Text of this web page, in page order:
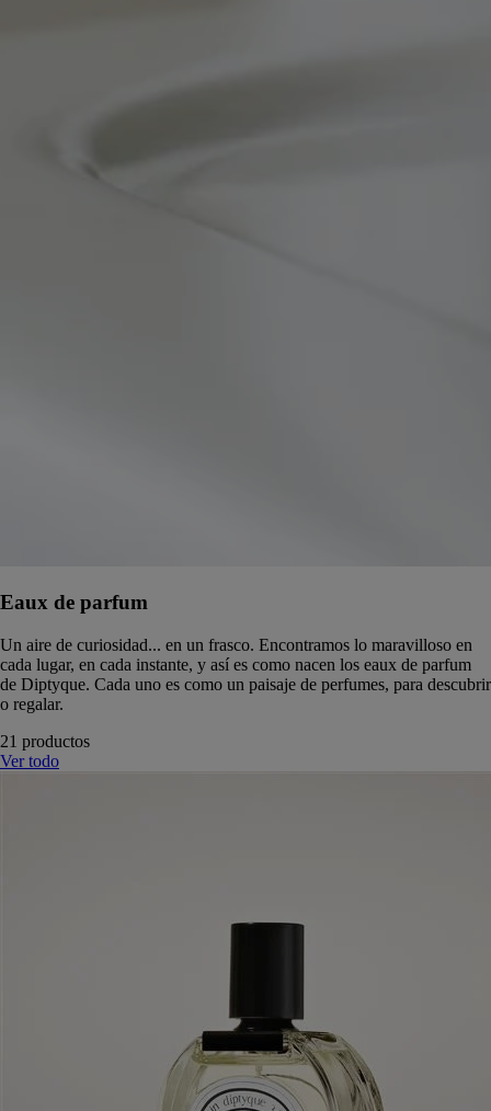
Eaux de parfum
Un aire de curiosidad... en un frasco. Encontramos lo maravilloso en
cada lugar, en cada instante, y así es como nacen los eaux de parfum
de Diptyque. Cada uno es como un paisaje de perfumes, para descubrir
o regalar.
21 productos
Ver todo